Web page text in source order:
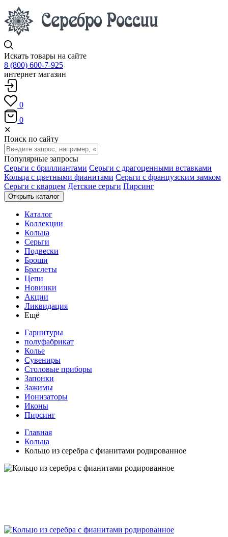
Искать товары на сайте
8 (800) 600-7-925
интернет магазин
0
0
✕
Поиск по сайту
Популярные запросы
Серьги с бриллиантами Серьги с драгоценными вставками
Кольца с цветными фианитами Серьги с французским замком
Серьги с кварцем Детские серьги Пирсинг
Открыть каталог
Каталог
Коллекции
Кольца
Серьги
Подвески
Броши
Браслеты
Цепи
Новинки
Акции
Ликвидация
Ещё
Гарнитуры
полуфабрикат
Колье
Сувениры
Столовые приборы
Запонки
Зажимы
Ионизаторы
Иконы
Пирсинг
Главная
Кольца
Кольцо из серебра с фианитами родированное